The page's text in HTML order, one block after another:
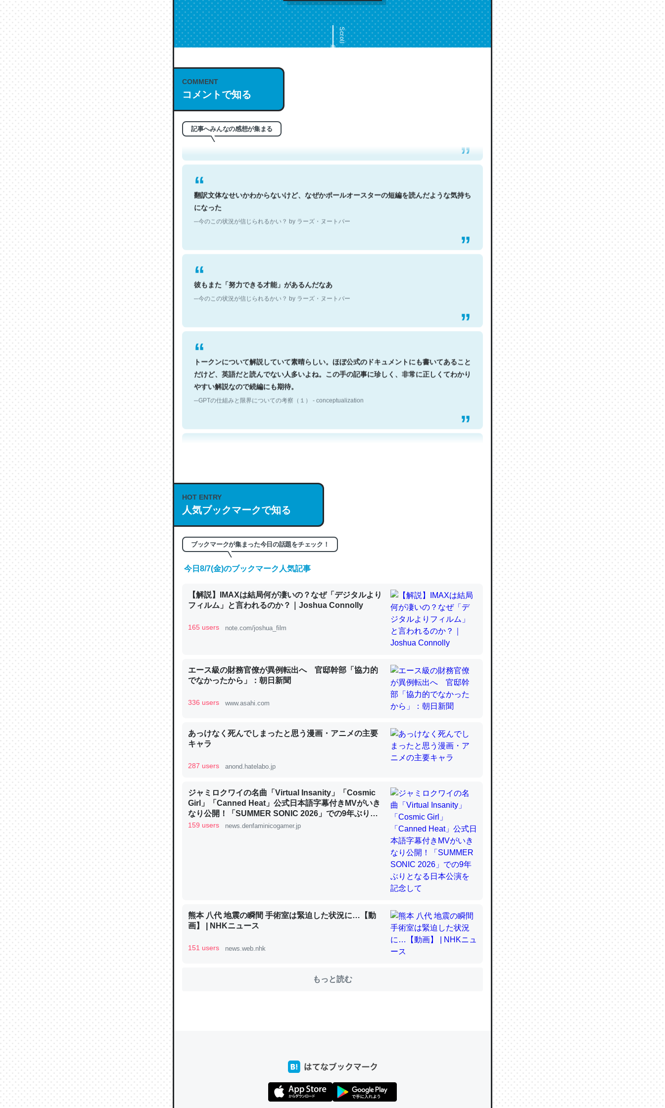
Scroll
COMMENT
コメントで知る
記事へみんなの感想が集まる
これは名文。彼はとてもクレバーなんだろうなと凄く思う。英語少しでも読める人は原文
もお勧め。自分はこの流れ好き。Let’s Fucking Go. Then Covid hit. Shit.
─今のこの状況が信じられるかい？ by ラーズ・ヌートバー
翻訳文体なせいかわからないけど、なぜかポールオースターの短編を読んだような気持ち
になった
─今のこの状況が信じられるかい？ by ラーズ・ヌートバー
彼もまた「努力できる才能」があるんだなあ
─今のこの状況が信じられるかい？ by ラーズ・ヌートバー
トークンについて解説していて素晴らしい。ほぼ公式のドキュメントにも書いてあること
だけど、英語だと読んでない人多いよね。この手の記事に珍しく、非常に正しくてわかり
やすい解説なので続編にも期待。
─GPTの仕組みと限界についての考察（１） - conceptualization
これは良記事。32768トークンだと英語小説100ページ分くらい。小説でいう「ずっと前
の伏線」は回収されないけど、短期記憶というには多い分量。進化すればするほど分かり
やすく強くなりそう
昆虫ってカルシウム少ないのか。知らんかった。調べたらコオロギのカルシウム分はエビ
─ニュース :: 【研究発表】昆虫学の大問題＝「昆虫はなぜ海にいないのか」に関する新仮説
論文では「淡水はカルシウムも酸素も不足してて両方に不利だから両方が拮抗してるので
は」とあって面白い。海にいる鋏角類（カブトガニ・ウミグモ）はカルシウムを使わずキ
これを元に考えるとカルシウムを大量に使う脊椎動物と貝類は苦労してるんだな…。腹足
─ニュース :: 【研究発表】昆虫学の大問題＝「昆虫はなぜ海にいないのか」に関する新仮説
ウチもEchoを実家に置いて４年。でたまに覗いてる。ぼちぼちRingも置こうかと画策
中。あと、Googleマップで位置情報を共有してる。電池残量や充電中かが分かるのでこ
れ見て生きてるなって分かる。
を実質100倍以上に伸ばす効果があるはず……
─たまにLINEするくらいだった遠方の父67歳と僕。ITツール導入でコミュニケーションが劇的に変化し
HOT ENTRY
人気ブックマークで知る
ブックマークが集まった今日の話題をチェック！
今日8/7(金)のブックマーク人気記事
【解説】IMAXは結局何が凄いの？なぜ「デジタルより
フィルム」と言われるのか？｜Joshua Connolly
165 users note.com/joshua_film
エース級の財務官僚が異例転出へ 官邸幹部「協力的
でなかったから」：朝日新聞
336 users www.asahi.com
あっけなく死んでしまったと思う漫画・アニメの主要
キャラ
287 users anond.hatelabo.jp
ジャミロクワイの名曲「Virtual Insanity」「Cosmic
Girl」「Canned Heat」公式日本語字幕付きMVがいき
なり公開！「SUMMER SONIC 2026」での9年ぶりと
なる日本公演を記念して
159 users news.denfaminicogamer.jp
熊本 八代 地震の瞬間 手術室は緊迫した状況に…【動
画】 | NHKニュース
151 users news.web.nhk
もっと読む